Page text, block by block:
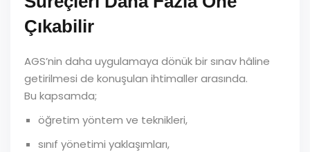
Çıkabilir
AGS’nin daha uygulamaya dönük bir sınav hâline
getirilmesi de konuşulan ihtimaller arasında.
Bu kapsamda;
öğretim yöntem ve teknikleri,
sınıf yönetimi yaklaşımları,